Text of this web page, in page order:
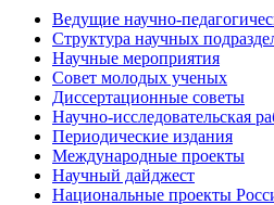
Ведущие научно-
Структура научных
Научные мероприятия
Совет молодых ученых
Диссертационные советы
Научно-исследовательская
Периодические издания
Международные проекты
Научный дайджест
Национальные проекты